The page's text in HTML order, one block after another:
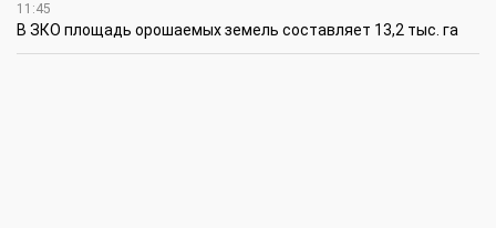
11:45
В ЗКО площадь орошаемых земель составляет 13,2 тыс. га